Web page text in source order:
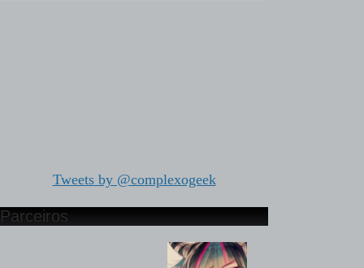
Tweets by @complexogeek
Parceiros